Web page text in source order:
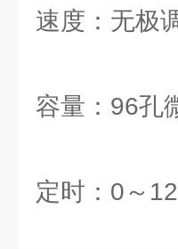
速度：无极
容量：96孔
定时：0～